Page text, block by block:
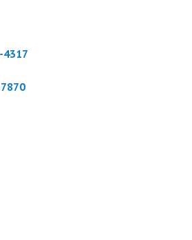
4317